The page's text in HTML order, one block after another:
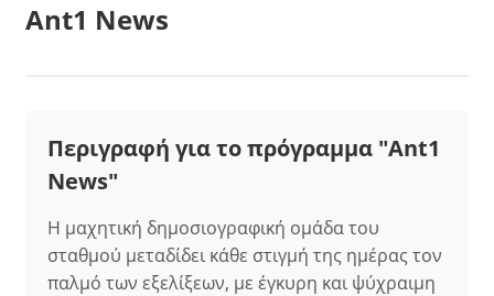
Ant1 News
Περιγραφή για το πρόγραμμα "Ant1
News"
Η μαχητική δημοσιογραφική ομάδα του
σταθμού μεταδίδει κάθε στιγμή της ημέρας τον
παλμό των εξελίξεων, με έγκυρη και ψύχραιμη